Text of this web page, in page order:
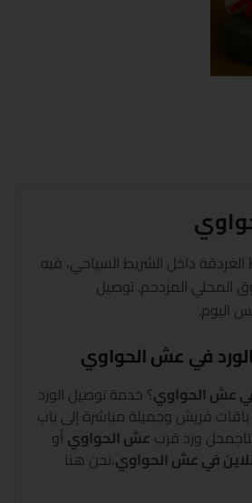
داخل الشريط السياحي، فيه
المحلي المزدحم. توصيل
اليوم.
فيعش الحواوي
عش الحواوي؟ خدمة توصيل الورد
باقات فريش وجميلة مباشرة إلى باب
محل ورد قرب عش الحواوي أو
فيعش الحواوي،نحن هنا